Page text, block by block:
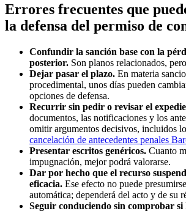
Errores frecuentes que
la defensa del permiso de
Confundir la sanción base con la
posterior. Son planos relacionados,
Dejar pasar el plazo. En materia
procedimental, unos días pueden
opciones de defensa.
Recurrir sin pedir o revisar el
documentos, las notificaciones y los
omitir argumentos decisivos, incluidos
cancelación de antecedentes penales
Presentar escritos genéricos. Cuanto
impugnación, mejor podrá valorarse.
Dar por hecho que el recurso
eficacia. Ese efecto no puede
automática; dependerá del acto y de su
Seguir conduciendo sin comprobar si